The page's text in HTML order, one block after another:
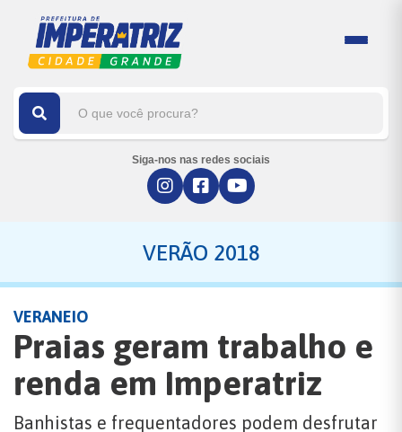
Siga-nos nas redes sociais
VERÃO 2018
VERANEIO
Praias geram trabalho e
renda em Imperatriz
Banhistas e frequentadores podem desfrutar